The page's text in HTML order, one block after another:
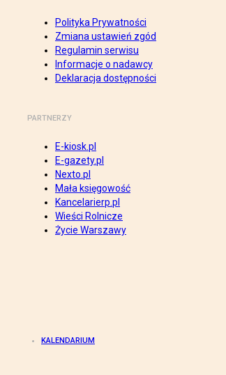
Polityka Prywatności
Zmiana ustawień zgód
Regulamin serwisu
Informacje o nadawcy
Deklaracja dostępności
PARTNERZY
E-kiosk.pl
E-gazety.pl
Nexto.pl
Mała księgowość
Kancelarierp.pl
Wieści Rolnicze
Życie Warszawy
KALENDARIUM